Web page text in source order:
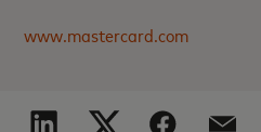
www.mastercard.com